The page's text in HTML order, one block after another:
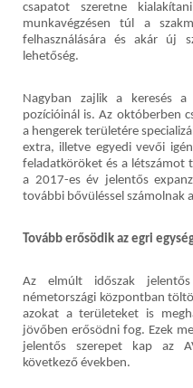
csapatot szeretne
munkavégzésen túl a
felhasználására és akár új
lehetőség.
Nagyban zajlik a keresés a
pozícióinál is. Az októberben
a hengerek területére
extra, illetve egyedi vevői
feladatköröket és a
a 2017-es év jelentős
további bővüléssel számolnak
Tovább erősödik az egri
Az elmúlt időszak
németországi központban
azokat a területeket is
jövőben erősödni fog. Ezek
jelentős szerepet kap az
következő években.